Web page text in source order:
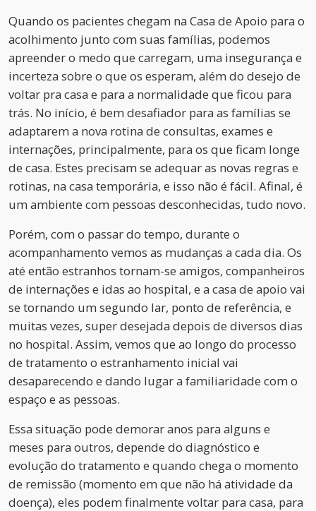
Quando os pacientes chegam na Casa de Apoio para o
acolhimento junto com suas famílias, podemos
apreender o medo que carregam, uma insegurança e
incerteza sobre o que os esperam, além do desejo de
voltar pra casa e para a normalidade que ficou para
trás. No início, é bem desafiador para as famílias se
adaptarem a nova rotina de consultas, exames e
internações, principalmente, para os que ficam longe
de casa. Estes precisam se adequar as novas regras e
rotinas, na casa temporária, e isso não é fácil. Afinal, é
um ambiente com pessoas desconhecidas, tudo novo.
Porém, com o passar do tempo, durante o
acompanhamento vemos as mudanças a cada dia. Os
até então estranhos tornam-se amigos, companheiros
de internações e idas ao hospital, e a casa de apoio vai
se tornando um segundo lar, ponto de referência, e
muitas vezes, super desejada depois de diversos dias
no hospital. Assim, vemos que ao longo do processo
de tratamento o estranhamento inicial vai
desaparecendo e dando lugar a familiaridade com o
espaço e as pessoas.
Essa situação pode demorar anos para alguns e
meses para outros, depende do diagnóstico e
evolução do tratamento e quando chega o momento
de remissão (momento em que não há atividade da
doença), eles podem finalmente voltar para casa, para